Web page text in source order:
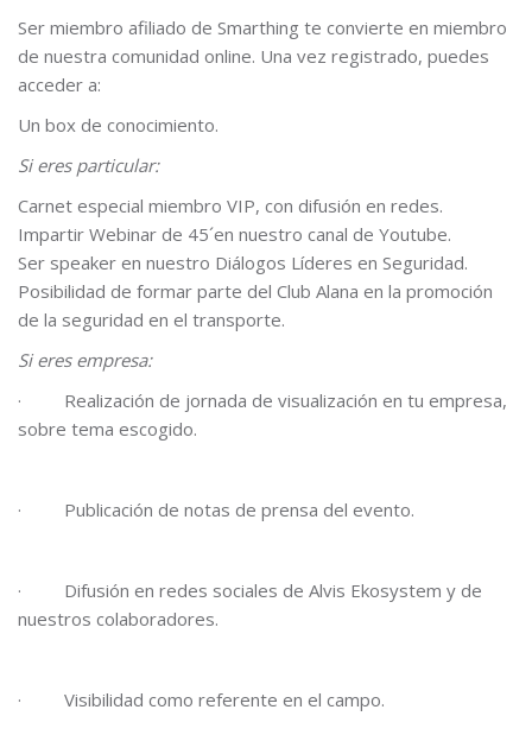
Ser miembro afiliado de Smarthing te convierte en miembro
de nuestra comunidad online. Una vez registrado, puedes
acceder a:
Un box de conocimiento.
Si eres particular:
Carnet especial miembro VIP, con difusión en redes.
Impartir Webinar de 45´en nuestro canal de Youtube.
Ser speaker en nuestro Diálogos Líderes en Seguridad.
Posibilidad de formar parte del Club Alana en la promoción
de la seguridad en el transporte.
Si eres empresa:
· Realización de jornada de visualización en tu empresa,
sobre tema escogido.
· Publicación de notas de prensa del evento.
· Difusión en redes sociales de Alvis Ekosystem y de
nuestros colaboradores.
· Visibilidad como referente en el campo.